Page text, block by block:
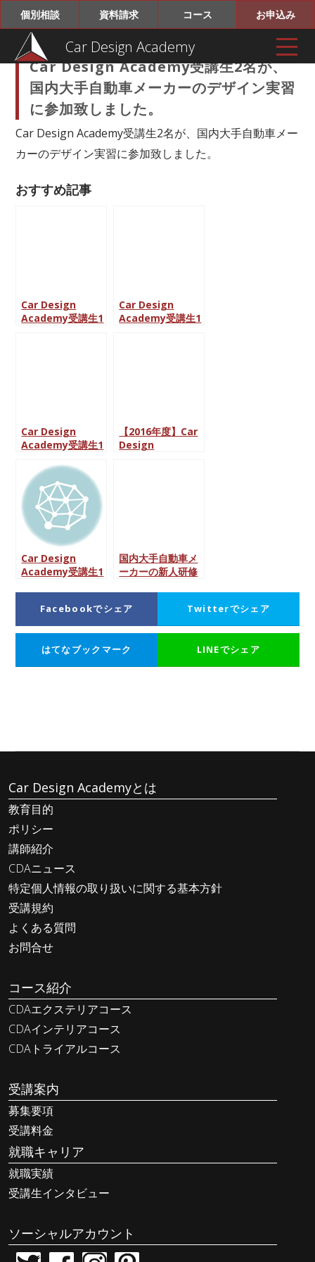
Car Design Academy
個別相談 資料請求 コース お申込み
Car Design Academy受講生2名が、
国内大手自動車メーカーのデザイン実習
に参加致しました。
Car Design Academy受講生2名が、国内大手自動車メー
カーのデザイン実習に参加致しました。
おすすめ記事
Car Design
Academy受講生1
Car Design
Academy受講生1
Car Design
Academy受講生1
インテリアメーカ
ーからデザイナー
職の内定を獲得致
しました。
【2016年度】Car
Design
Car Design
Academy受講生1
デザイナー職の内
定を獲得致しまし
国内大手自動車メ
ーカーの新人研修
グラムが導入され
ました。
Facebookでシェア Twitterでシェア
はてなブックマーク LINEでシェア
Car Design Academyとは
教育目的
ポリシー
講師紹介
CDAニュース
特定個人情報の取り扱いに関する基本方針
受講規約
よくある質問
お問合せ
コース紹介
CDAエクステリアコース
CDAインテリアコース
CDAトライアルコース
受講案内
募集要項
受講料金
就職キャリア
就職実績
受講生インタビュー
ソーシャルアカウント